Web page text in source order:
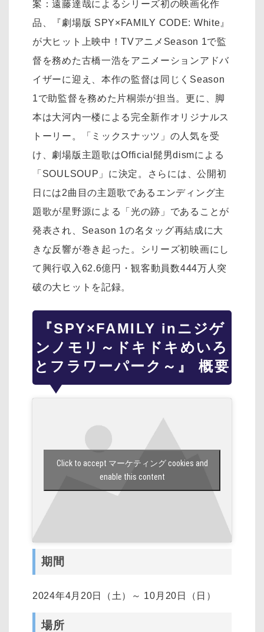
案：遠藤達哉によるシリーズ初の映画化作
品、『劇場版 SPY×FAMILY CODE: White』
が大ヒット上映中！TVアニメSeason 1で監
督を務めた古橋一浩をアニメーションアドバ
イザーに迎え、本作の監督は同じくSeason
1で助監督を務めた片桐崇が担当。更に、脚
本は大河内一楼による完全新作オリジナルス
トーリー。「ミックスナッツ」の人気を受
け、劇場版主題歌はOfficial髭男dismによる
「SOULSOUP」に決定。さらには、公開初
日には2曲目の主題歌であるエンディング主
題歌が星野源による「光の跡」であることが
発表され、Season 1の名タッグ再結成に大
きな反響が巻き起った。シリーズ初映画にし
て興行収入62.6億円・観客動員数444万人突
破の大ヒットを記録。
『SPY×FAMILY inニジゲ
ンノモリ～ドキドキめいろ
とフラワーパーク～』 概要
Click to accept マーケティング cookies and
enable this content
期間
2024年4月20日（土）～ 10月20日（日）
場所